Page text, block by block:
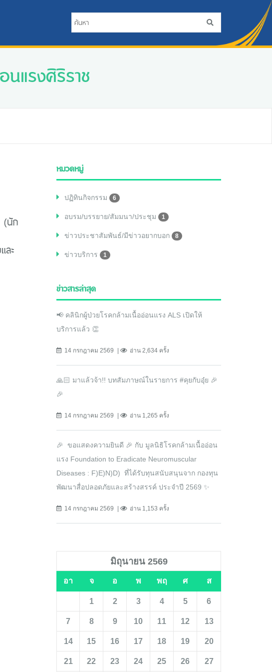
นแรงศิริราช
(นัก
ละ
หมวดหมู่
ปฏิทินกิจกรรม 6
อบรม/บรรยาย/สัมมนา/ประชุม 1
ข่าวประชาสัมพันธ์/มีข่าวอยากบอก 8
ข่าวบริการ 1
ข่าวสารล่าสุด
📢 คลินิกผู้ป่วยโรคกล้ามเนื้ออ่อนแรง ALS เปิดให้
บริการแล้ว 👏
14 กรกฎาคม 2569 อ่าน 2,634 ครั้ง
🙏🏻 มาแล้วจ้า!! บทสัมภาษณ์ในรายการ #คุยกับอุ๋ย 🎉
🎉
14 กรกฎาคม 2569 อ่าน 1,265 ครั้ง
🎉 ขอแสดงความยินดี 🎉 กับ มูลนิธิโรคกล้ามเนื้ออ่อน
แรง Foundation to Eradicate Neuromuscular
Diseases : F)E)N)D) ที่ได้รับทุนสนับสนุนจาก กองทุน
พัฒนาสื่อปลอดภัยและสร้างสรรค์ ประจำปี 2569 ✨
14 กรกฎาคม 2569 อ่าน 1,153 ครั้ง
มิถุนายน 2569
อา จ อ พ พฤ ศ ส
1 2 3 4 5 6
7 8 9 10 11 12 13
14 15 16 17 18 19 20
21 22 23 24 25 26 27